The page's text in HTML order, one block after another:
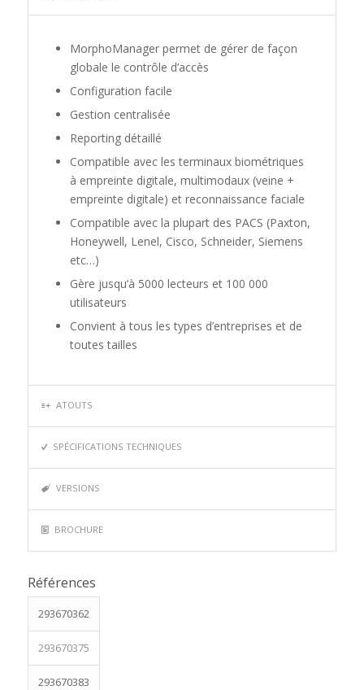
MorphoManager permet de gérer de façon
globale le contrôle d’accès
Configuration facile
Gestion centralisée
Reporting détaillé
Compatible avec les terminaux biométriques
à empreinte digitale, multimodaux (veine +
empreinte digitale) et reconnaissance faciale
Compatible avec la plupart des PACS (Paxton,
Honeywell, Lenel, Cisco, Schneider, Siemens
etc…)
Gère jusqu’à 5000 lecteurs et 100 000
utilisateurs
Convient à tous les types d’entreprises et de
toutes tailles
ATOUTS
SPÉCIFICATIONS TECHNIQUES
VERSIONS
BROCHURE
Références
293670362
293670375
293670383